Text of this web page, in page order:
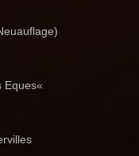
Eques«